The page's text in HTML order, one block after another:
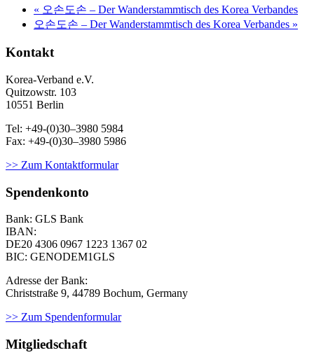
« 오손도손 – Der Wanderstammtisch des Korea Verbandes
오손도손 – Der Wanderstammtisch des Korea Verbandes »
Kontakt
Korea-Ver­band e.V.
Quitzowstr. 103
10551 Berlin
Tel: +49-(0)30–3980 5984
Fax: +49-(0)30–3980 5986
>> Zum Kontaktformular
Spendenkonto
Bank: GLS Bank
IBAN:
DE20 4306 0967 1223 1367 02
BIC: GENODEM1GLS
Adresse der Bank:
Christstraße 9, 44789 Bochum, Germany
>> Zum Spendenformular
Mitgliedschaft